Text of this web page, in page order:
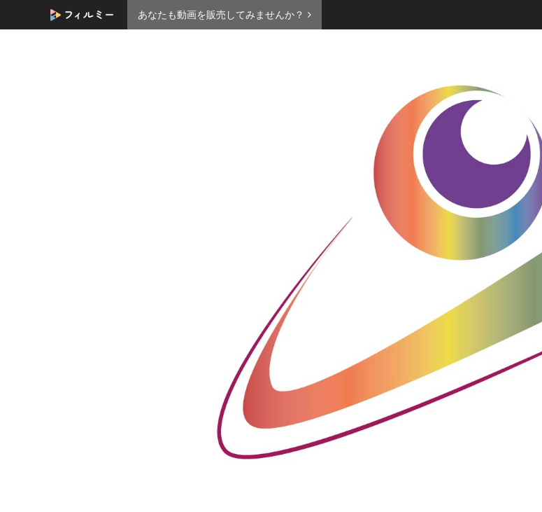
あなたも動画を販売してみませんか？